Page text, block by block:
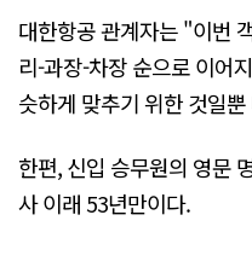
대한항공 관계자는 "이번
리-과장-차장 순으로 이어
슷하게 맞추기 위한 것일
한편, 신입 승무원의 영문
사 이래 53년만이다.